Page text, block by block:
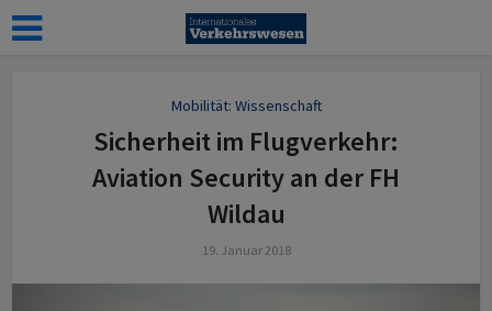
Mobilität: Wissenschaft
Sicherheit im Flugverkehr:
Aviation Security an der FH
Wildau
19. Januar 2018